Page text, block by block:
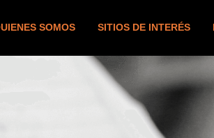
SOMOS SITIOS DE INTERÉS